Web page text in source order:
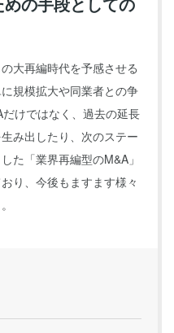
大再編時代を予感させる
規模拡大や同業者との争
けではなく、過去の延長
み出したり、次のステー
た「業界再編型のM&A」
り、今後もますます様々